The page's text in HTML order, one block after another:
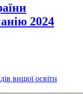
2024
вищої освіти